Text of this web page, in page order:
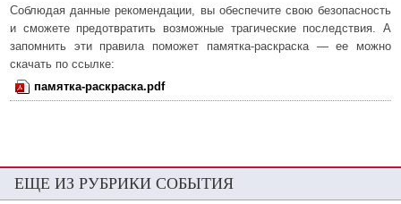
Соблюдая данные рекомендации, вы обеспечите свою безопасность
и сможете предотвратить возможные трагические последствия. А
запомнить эти правила поможет памятка-раскраска — ее можно
скачать по ссылке:
памятка-раскраска.pdf
ЕЩЕ ИЗ РУБРИКИ СОБЫТИЯ